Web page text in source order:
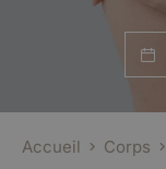
Accueil Corps